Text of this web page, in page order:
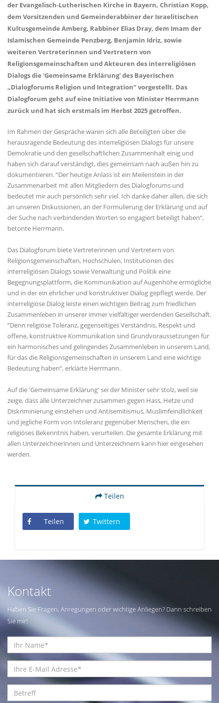
der Evangelisch-Lutherischen Kirche in Bayern, Christian Kopp,
dem Vorsitzenden und Gemeinderabbiner der Israelitischen
Kultusgemeinde Amberg, Rabbiner Elias Dray, dem Imam der
Islamischen Gemeinde Penzberg, Benjamin Idriz, sowie
weiteren Vertreterinnen und Vertretern von
Religionsgemeinschaften und Akteuren des interreligiösen
Dialogs die 'Gemeinsame Erklärung' des Bayerischen
Dialogforums Religion und Integration“ vorgestellt. Das
Dialogforum geht auf eine Initiative von Minister Herrmann
zurück und hat sich erstmals im Herbst 2025 getroffen.
Im Rahmen der Gespräche waren sich alle Beteiligten über die
herausragende Bedeutung des interreligiösen Dialogs für unsere
Demokratie und den gesellschaftlichen Zusammenhalt einig und
haben sich darauf verständigt, dies gemeinsam nach außen hin zu
dokumentieren. “Der heutige Anlass ist ein Meilenstein in der
Zusammenarbeit mit allen Mitgliedern des Dialogforums und
bedeutet mir auch persönlich sehr viel. Ich danke daher allen, die sich
an unseren Diskussionen, an der Formulierung der Erklärung und auf
der Suche nach verbindenden Worten so engagiert beteiligt haben“,
betonte Herrmann.
Das Dialogforum biete Vertreterinnen und Vertretern von
Religionsgemeinschaften, Hochschulen, Institutionen des
interreligiösen Dialogs sowie Verwaltung und Politik eine
Begegnungsplattform, die Kommunikation auf Augenhöhe ermögliche
und in der ein ehrlicher und konstruktiver Dialog gepflegt werde. Der
interreligiöse Dialog leiste einen wichtigen Beitrag zum friedlichen
Zusammenleben in unserer immer vielfältiger werdenden Gesellschaft.
“Denn religiöse Toleranz, gegenseitiges Verständnis, Respekt und
offene, konstruktive Kommunikation sind Grundvoraussetzungen für
ein harmonisches und gelingendes Zusammenleben in unserem Land,
für das die Religionsgemeinschaften in unserem Land eine wichtige
Bedeutung haben“, erklärte Herrmann.
Auf die 'Gemeinsame Erklärung' sei der Minister sehr stolz, weil sie
zeige, dass alle Unterzeichner zusammen gegen Hass, Hetze und
Diskriminierung einstehen und Antisemitismus, Muslimfeindlichkeit
und jegliche Form von Intoleranz gegenüber Menschen, die ein
religiöses Bekenntnis haben, verurteilen. Die gesamte Erklärung mit
allen Unterzeichnerinnen und Unterzeichnern kann hier eingesehen
werden.
Teilen
Teilen Twittern
Kontakt
Haben Sie Fragen, Anregungen oder wichtige Anliegen? Dann schreiben
Sie mir!